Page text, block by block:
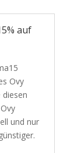
auf
Ovy
und nur